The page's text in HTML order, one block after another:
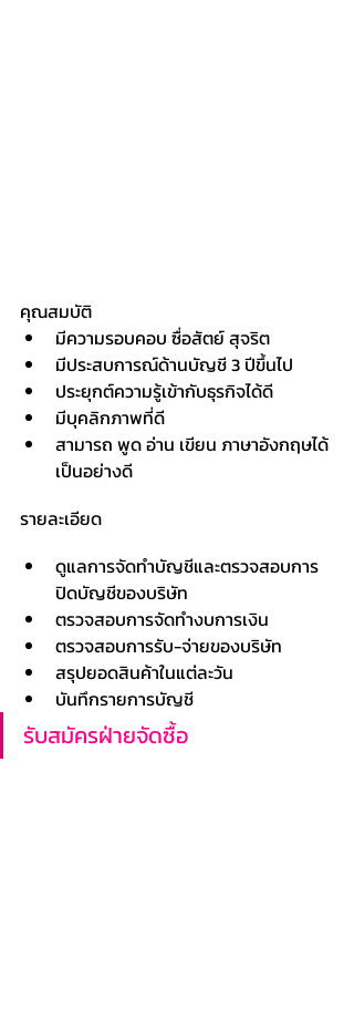
คุณสมบัติ
มีความรอบคอบ ซื่อสัตย์ สุจริต
มีประสบการณ์ด้านบัญชี 3 ปีขึ้นไป
ประยุกต์ความรู้เข้ากับธุรกิจได้ดี
มีบุคลิกภาพที่ดี
สามารถ พูด อ่าน เขียน ภาษาอังกฤษได้
เป็นอย่างดี
รายละเอียด
ดูแลการจัดทำบัญชีและตรวจสอบการ
ปิดบัญชีของบริษัท
ตรวจสอบการจัดทำงบการเงิน
ตรวจสอบการรับ-จ่ายของบริษัท
สรุปยอดสินค้าในแต่ละวัน
บันทึกรายการบัญชี
รับสมัครฝ่ายจัดซื้อ